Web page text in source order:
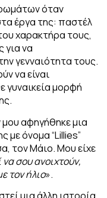
όταν
έργα της: παστέλ
χαρακτήρα τους,
για να
γενναιότητα τους.
να είναι
γυναικεία μορφή
αφηγήθηκε μια
με όνομα “Lillies”
τον Μάιο. Μου είχε
σου ανοιχτούν,
τον ήλιο».